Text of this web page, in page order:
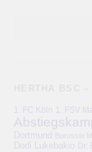
1. FC Köln 1. FSV
Dortmund
Borussia
Dodi Lukebakio Dr.